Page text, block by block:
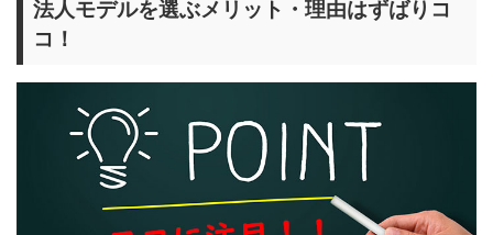
法人モデルを選ぶメリット・理由はずばりコ
コ！